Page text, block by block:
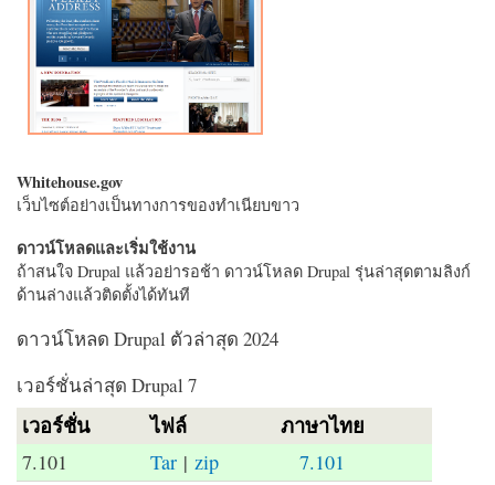
Whitehouse.gov
เว็บไซต์อย่างเป็นทางการของทำเนียบขาว
ดาวน์โหลดและเริ่มใช้งาน
ถ้าสนใจ Drupal แล้วอย่ารอช้า ดาวน์โหลด Drupal รุ่นล่าสุดตามลิงก์
ด้านล่างแล้วติดตั้งได้ทันที
ดาวน์โหลด Drupal ตัวล่าสุด 2024
เวอร์ชั่นล่าสุด Drupal 7
เวอร์ชั่น ไฟล์ ภาษาไทย
7.101 Tar |zip 7.101